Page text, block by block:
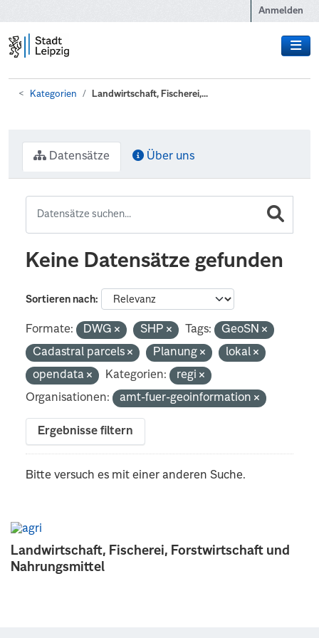
Anmelden
Kategorien Landwirtschaft, Fischerei,...
Landwirtschaft, Fischerei, Forstwirtschaft und
Nahrungsmittel
Datensätze Über uns
Keine Datensätze gefunden
Sortieren nach
Formate: DWG SHP Tags:
GeoSN
Cadastral parcels
Planung
lokal
opendata
Kategorien:
regi
Organisationen:
amt-fuer-geoinformation
Ergebnisse filtern
Bitte versuch es mit einer anderen Suche.